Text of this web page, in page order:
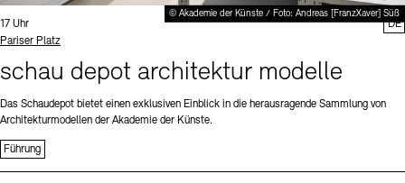
© Akademie der Künste / Foto: Andreas [FranzXaver] Süß
Uhrzeit:
17 Uhr
Standort
Pariser Platz
schau depot architektur modelle
Das Schaudepot bietet einen exklusiven Einblick in die herausragende Sammlung von
Architekturmodellen der Akademie der Künste.
Führung
DE